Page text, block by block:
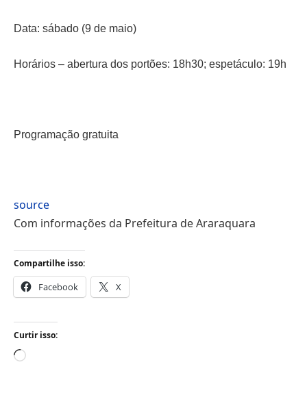
Data: sábado (9 de maio)
Horários – abertura dos portões: 18h30; espetáculo: 19h
Programação gratuita
source
Com informações da Prefeitura de Araraquara
Compartilhe isso:
Facebook X
Curtir isso:
Carregando...